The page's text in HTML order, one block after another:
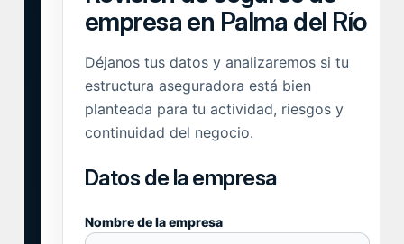
empresa en Palma del Río
Déjanos tus datos y analizaremos si tu
estructura aseguradora está bien
planteada para tu actividad, riesgos y
continuidad del negocio.
Datos de la empresa
Nombre de la empresa